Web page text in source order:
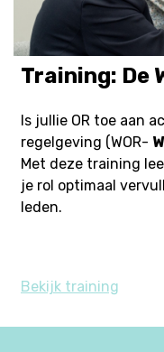
Training: De
Is jullie OR toe aan
regelgeving (WOR- W
Met deze training
je rol optimaal
leden.
Bekijk training